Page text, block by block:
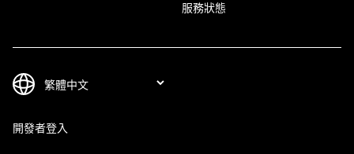
服務狀態
開發者登入